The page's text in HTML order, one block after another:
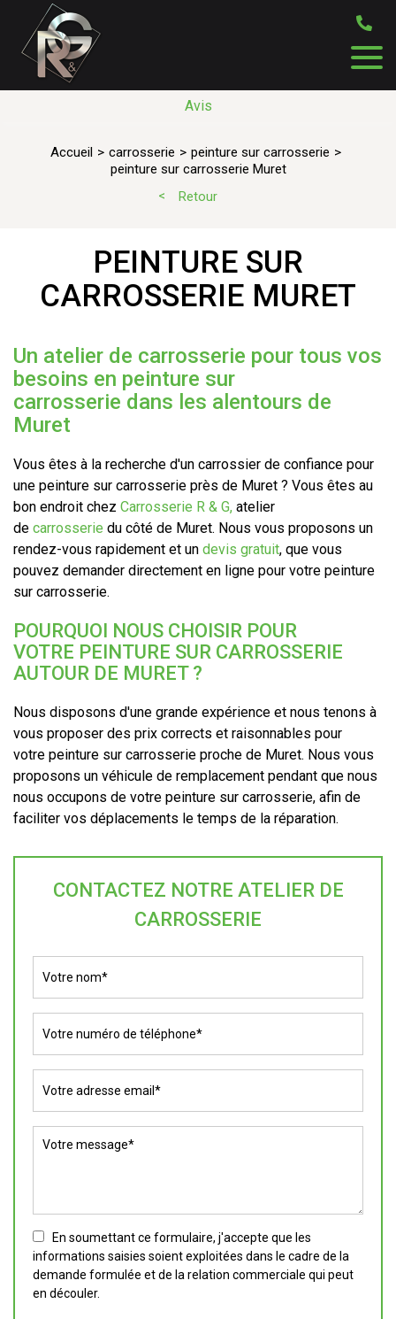
Avis
Accueil carrosserie
peinture sur carrosserie
peinture sur carrosserie Muret
Retour
PEINTURE SUR
CARROSSERIE MURET
Un atelier de carrosserie pour tous vos
besoins en peinture sur
carrosserie dans les alentours de
Muret
Vous êtes à la recherche d'un carrossier de confiance pour
une peinture sur carrosserie près de Muret ? Vous êtes au
bon endroit chez Carrosserie R & G, atelier
de carrosserie du côté de Muret. Nous vous proposons un
rendez-vous rapidement et un devis gratuit, que vous
pouvez demander directement en ligne pour votre peinture
sur carrosserie.
POURQUOI NOUS CHOISIR POUR
VOTRE PEINTURE SUR CARROSSERIE
AUTOUR DE MURET ?
Nous disposons d'une grande expérience et nous tenons à
vous proposer des prix corrects et raisonnables pour
votre peinture sur carrosserie proche de Muret. Nous vous
proposons un véhicule de remplacement pendant que nous
nous occupons de votre peinture sur carrosserie, afin de
faciliter vos déplacements le temps de la réparation.
CONTACTEZ NOTRE ATELIER DE
CARROSSERIE
En soumettant ce formulaire, j'accepte que les
informations saisies soient exploitées dans le cadre de la
demande formulée et de la relation commerciale qui peut
en découler.